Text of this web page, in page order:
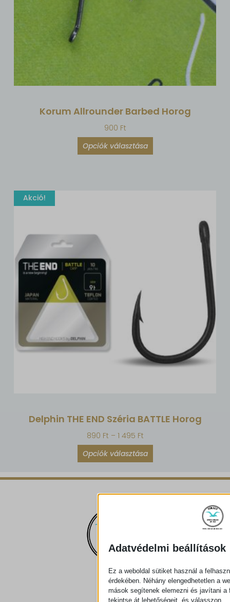
Korum Allrounder Barbed Horog
900 Ft
Opciók választása
Akció!
Delphin THE END Széria BATTLE Horog
890 Ft – 1 495 Ft
Opciók választása
Adatvédelmi beállítások
Ez a weboldal sütiket használ a
érdekében. Néhány elengedhetetlen a
mások segítenek elemezni és javítani a
tekintse át lehetőségeit, és válasszon.